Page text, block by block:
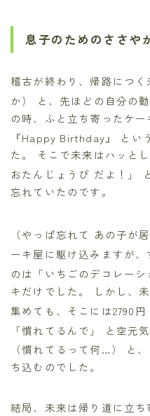
息子のためのささや
稽古が終わり、帰路につ
か）
と、先ほどの自分の
の時、ふと立ち寄ったケ
『Happy Birthday』
とい
た。 そこで未来はハッと
おたんじょうび だよ！」
忘れていたのです。
（やっぱ忘れて あの子が
ーキ屋に駆け込みますが
のは「いちごのデコレー
キだけでした。 しかし、
集めても、そこには2790円
「慣れてるんで」
と空元
（慣れてるって何…）
と
ち込むのでした。
結局、未来は帰り道に立ち